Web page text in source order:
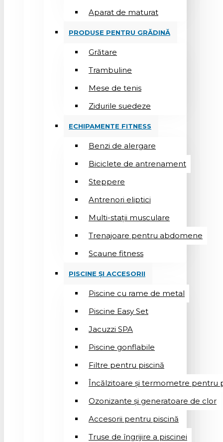
Aparat de maturat
PRODUSE PENTRU GRĂDINĂ
Grătare
Trambuline
Mese de tenis
Zidurile suedeze
ECHIPAMENTE FITNESS
Benzi de alergare
Biciclete de antrenament
Steppere
Antrenori eliptici
Multi-stații musculare
Trenajoare pentru abdomene
Scaune fitness
PISCINE ȘI ACCESORII
Piscine cu rame de metal
Piscine Easy Set
Jacuzzi SPA
Piscine gonflabile
Filtre pentru piscină
Încălzitoare și termometre pentru
Ozonizante și generatoare de clor
Accesorii pentru piscină
Truse de îngrijire a piscinei